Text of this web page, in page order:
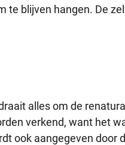
te blijven hangen. De
alles om de
verkend, want het
ook aangegeven door